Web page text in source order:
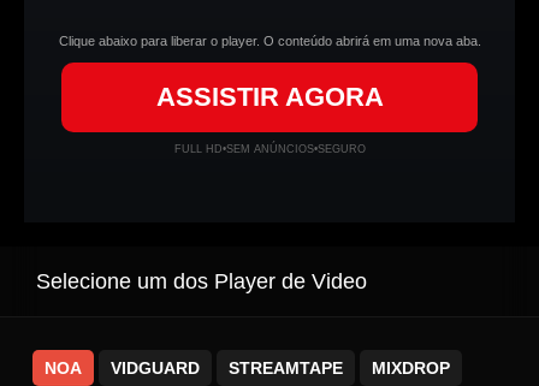
Clique abaixo para liberar o player. O conteúdo abrirá em uma nova aba.
ASSISTIR AGORA
FULL HD•SEM ANÚNCIOS•SEGURO
Selecione um dos Player de Video
NOA VIDGUARD STREAMTAPE MIXDROP